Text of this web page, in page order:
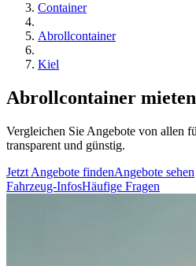
Container
Abrollcontainer
Kiel
Abrollcontainer
Vergleichen Sie Angebote von allen
transparent und günstig.
Jetzt Angebote findenAngebote sehen
Fahrzeug-InfosHäufige Fragen